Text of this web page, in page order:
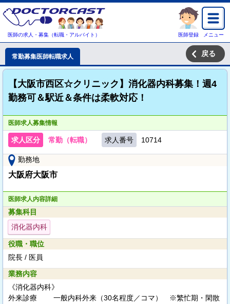
医師の求人・募集（転職・アルバイト） 医師登録 メニュー
常勤募集医師転職求人 戻る
【大阪市西区☆クリニック】消化器内科募集！週4
勤務可＆駅近＆条件は柔軟対応！
医師求人募集情報
求人区分 常勤（転職） 求人番号 10714
勤務地
大阪府大阪市
医師求人内容詳細
募集科目
消化器内科
役職・職位
院長 / 医員
業務内容
《消化器内科》
外来診療 一般内科外来（30名程度／コマ） ※繁忙期・閑散